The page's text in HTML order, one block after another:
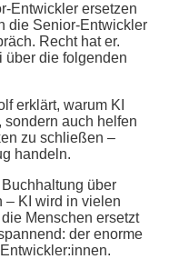
Entwickler ersetzen
die Senior-Entwickler
Recht hat er.
über die folgenden
erklärt, warum KI
sondern auch helfen
zu schließen –
handeln.
über
– KI wird in vielen
Menschen ersetzt
der enorme